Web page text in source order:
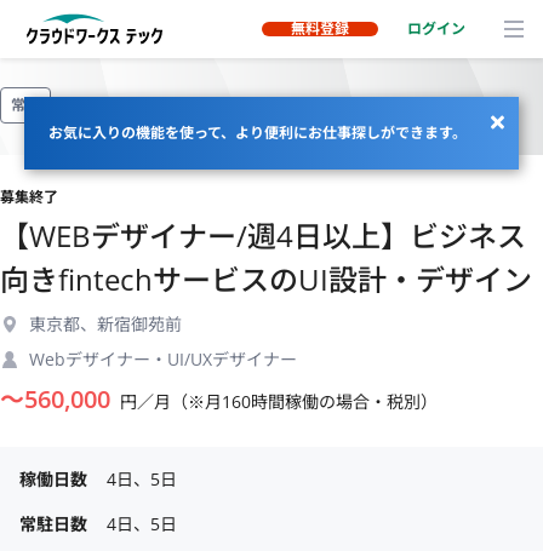
無料登録 ログイン
お気に入りの機能を使って、より便利にお仕事探しができます。
常駐
募集終了
【WEBデザイナー/週4日以上】ビジネス
向きfintechサービスのUI設計・デザイン
東京都、新宿御苑前
Webデザイナー・UI/UXデザイナー
〜560,000 円／月（※月160時間稼働の場合・税別）
稼働日数
4日、5日
常駐日数
4日、5日